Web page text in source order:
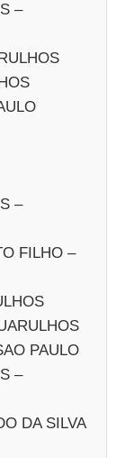
–
–
FILHO –
PAULO
–
DA SILVA